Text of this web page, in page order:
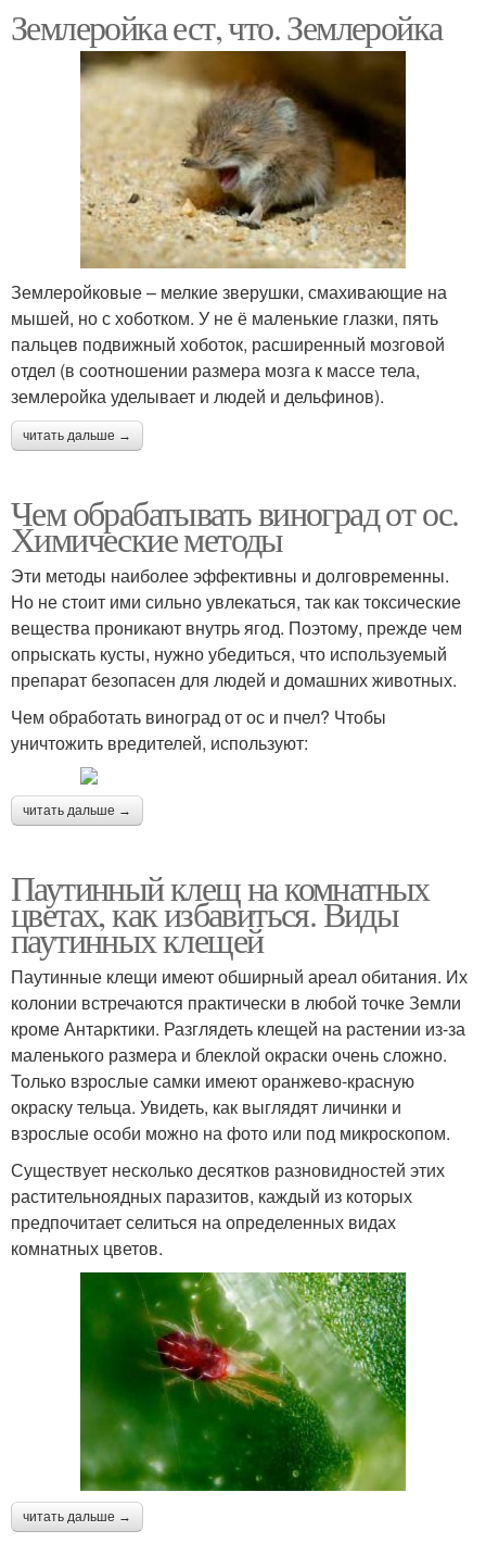
Землеройка ест, что. Землеройка
Землеройковые – мелкие зверушки, смахивающие на
мышей, но с хоботком. У не ё маленькие глазки, пять
пальцев подвижный хоботок, расширенный мозговой
отдел (в соотношении размера мозга к массе тела,
землеройка уделывает и людей и дельфинов).
читать дальше →
Чем обрабатывать виноград от ос.
Химические методы
Эти методы наиболее эффективны и долговременны.
Но не стоит ими сильно увлекаться, так как токсические
вещества проникают внутрь ягод. Поэтому, прежде чем
опрыскать кусты, нужно убедиться, что используемый
препарат безопасен для людей и домашних животных.
Чем обработать виноград от ос и пчел? Чтобы
уничтожить вредителей, используют:
читать дальше →
Паутинный клещ на комнатных
цветах, как избавиться. Виды
паутинных клещей
Паутинные клещи имеют обширный ареал обитания. Их
колонии встречаются практически в любой точке Земли
кроме Антарктики. Разглядеть клещей на растении из-за
маленького размера и блеклой окраски очень сложно.
Только взрослые самки имеют оранжево-красную
окраску тельца. Увидеть, как выглядят личинки и
взрослые особи можно на фото или под микроскопом.
Существует несколько десятков разновидностей этих
растительноядных паразитов, каждый из которых
предпочитает селиться на определенных видах
комнатных цветов.
читать дальше →